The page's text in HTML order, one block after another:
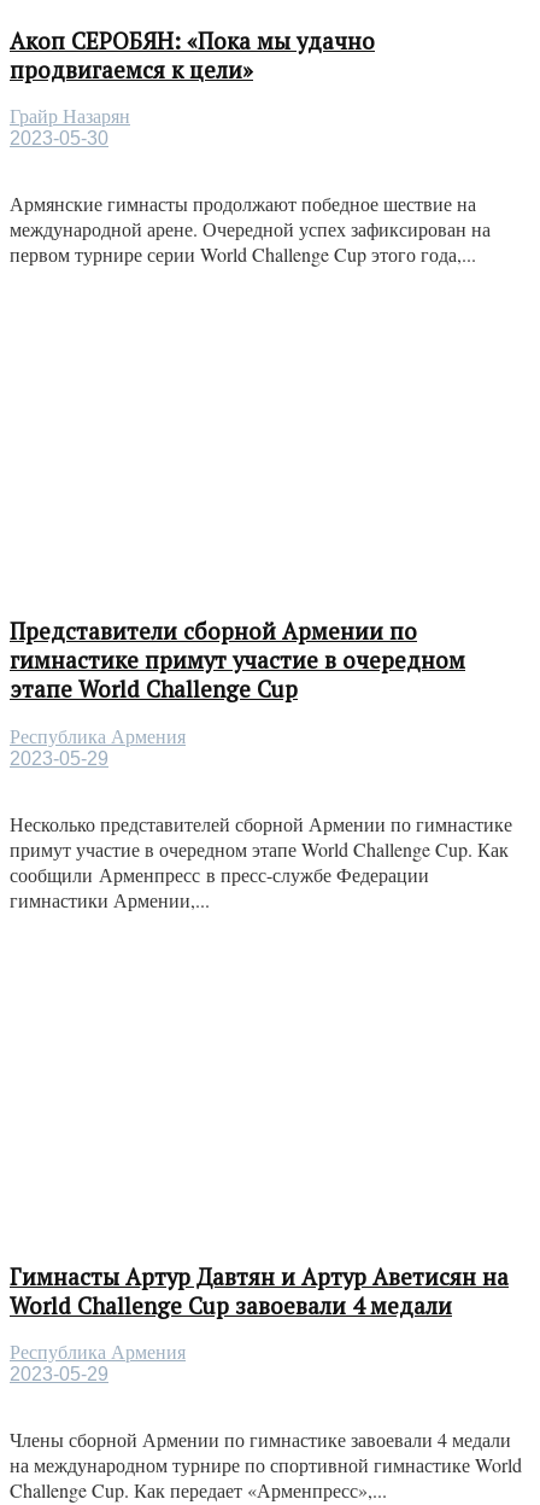
Акоп СЕРОБЯН: «Пока мы удачно
продвигаемся к цели»
Грайр Назарян
2023-05-30
Армянские гимнасты продолжают победное шествие на
международной арене. Очередной успех зафиксирован на
первом турнире серии World Challenge Cup этого года,...
Представители сборной Армении по
гимнастике примут участие в очередном
этапе World Challenge Cup
Республика Армения
2023-05-29
Несколько представителей сборной Армении по гимнастике
примут участие в очередном этапе World Challenge Cup. Как
сообщили Арменпресс в пресс-службе Федерации
гимнастики Армении,...
Гимнасты Артур Давтян и Артур Аветисян на
World Challenge Cup завоевали 4 медали
Республика Армения
2023-05-29
Члены сборной Армении по гимнастике завоевали 4 медали
на международном турнире по спортивной гимнастике World
Challenge Cup. Как передает «Арменпресс»,...